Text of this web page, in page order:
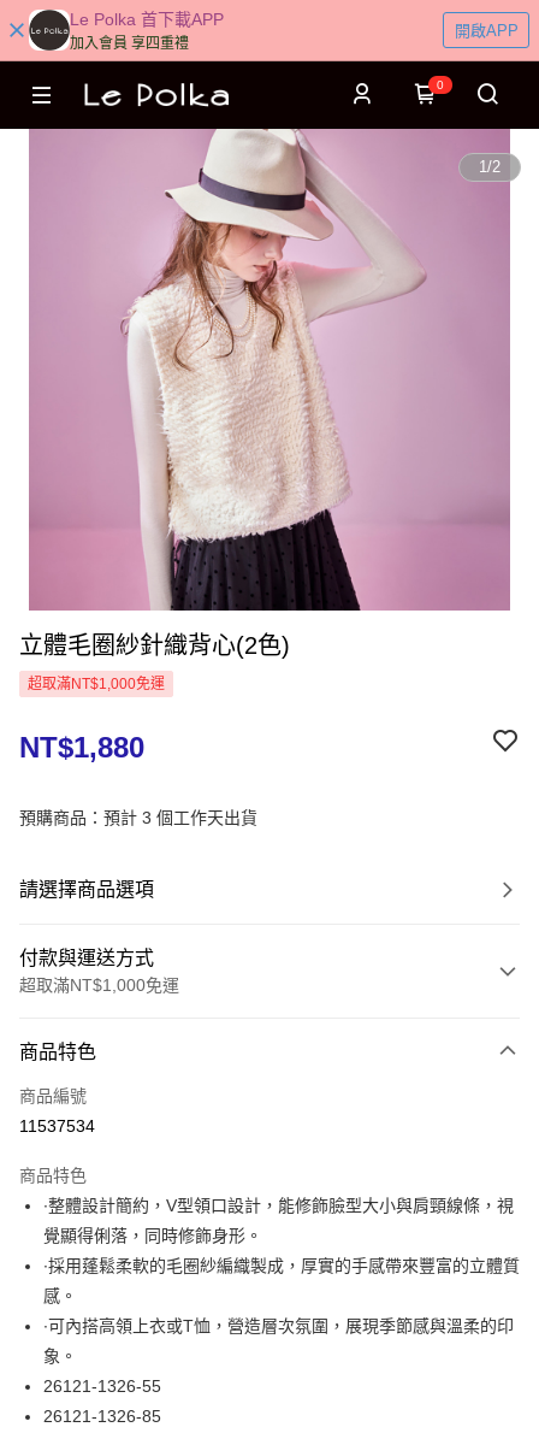
Le Polka 首下載APP
加入會員 享四重禮
開啟APP
0
1/2
立體毛圈紗針織背心(2色)
超取滿NT$1,000免運
NT$1,880
預購商品：預計 3 個工作天出貨
請選擇商品選項
付款與運送方式
超取滿NT$1,000免運
信用卡一次付款
超商取貨付款
Apple Pay
悠遊付
大哥付你分期
相關說明
【大哥付你分期使用說明】
1.本服務由台灣大哥大提供，台灣大哥大用戶可立即使用無須另外申請。
2.付款方式選擇「大哥付你分期」，訂單成立後會自動跳轉到大哥付的交易
流程，驗證手機門號後，選擇欲分期的期數、繳款截止日，確認付款後即完
ATM付款
運送方式
商品特色
商品編號
11537534
商品特色
∙整體設計簡約，V型領口設計，能修飾臉型大小與肩頸線條，視
覺顯得俐落，同時修飾身形。
∙採用蓬鬆柔軟的毛圈紗編織製成，厚實的手感帶來豐富的立體質
感。
∙可內搭高領上衣或T恤，營造層次氛圍，展現季節感與溫柔的印
象。
26121-1326-55
26121-1326-85